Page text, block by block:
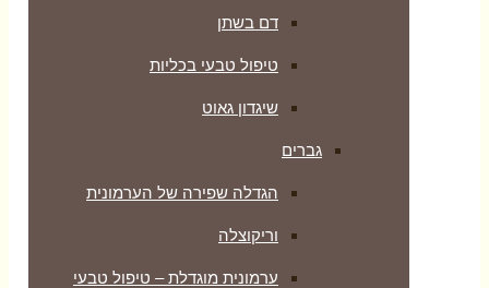
דם בשתן
טיפול טבעי בכליות
שיגדון גאוט
גברים
הגדלה שפירה של הערמונית
וריקוצלה
ערמונית מוגדלת – טיפול טבעי